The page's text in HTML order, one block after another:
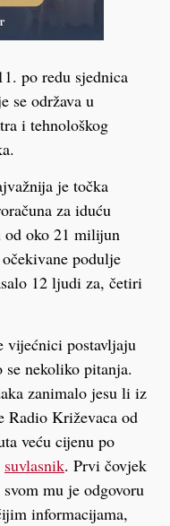
po redu sjednica
se održava u
i tehnološkog
je točka
za iduću
od oko 21 milijun
podulje
12 ljudi za, četiri
postavljaju
nekoliko pitanja.
zanimalo jesu li iz
Radio Križevaca od
veću cijenu po
suvlasnik. Prvi čovjek
mu je odgovoru
informacijama,